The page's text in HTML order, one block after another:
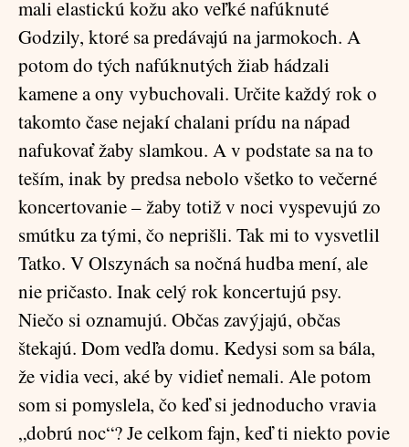
mali elastickú kožu ako veľké nafúknuté
Godzily, ktoré sa predávajú na jarmokoch. A
potom do tých nafúknutých žiab hádzali
kamene a ony vybuchovali. Určite každý rok o
takomto čase nejakí chalani prídu na nápad
nafukovať žaby slamkou. A v podstate sa na to
teším, inak by predsa nebolo všetko to večerné
koncertovanie – žaby totiž v noci vyspevujú zo
smútku za tými, čo neprišli. Tak mi to vysvetlil
Tatko. V Olszynách sa nočná hudba mení, ale
nie pričasto. Inak celý rok koncertujú psy.
Niečo si oznamujú. Občas zavýjajú, občas
štekajú. Dom vedľa domu. Kedysi som sa bála,
že vidia veci, aké by vidieť nemali. Ale potom
som si pomyslela, čo keď si jednoducho vravia
„dobrú noc“? Je celkom fajn, keď ti niekto povie